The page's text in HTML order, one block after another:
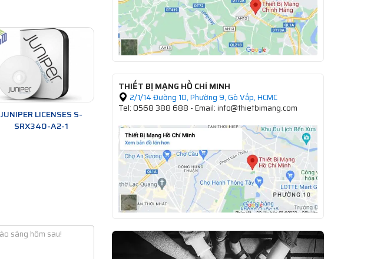
JUNIPER LICENSES S-
SRX340-A2-1
THIẾT BỊ MẠNG HỒ CHÍ MINH
2/1/14 Đường 10, Phường 9, Gò Vấp, HCMC
Tel: 0568 388 688 - Email: info@thietbimang.com